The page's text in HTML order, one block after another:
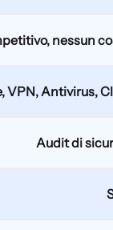
nessun
VPN, Antivirus,
Audit di